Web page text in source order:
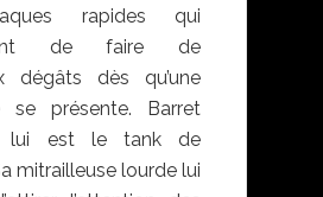
rapides qui
de faire de
dégâts dès qu’une
se présente. Barret
lui est le tank de
mitrailleuse lourde lui